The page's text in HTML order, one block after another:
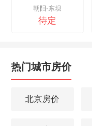
朝阳-东坝
待定
热门城市房价
北京房价